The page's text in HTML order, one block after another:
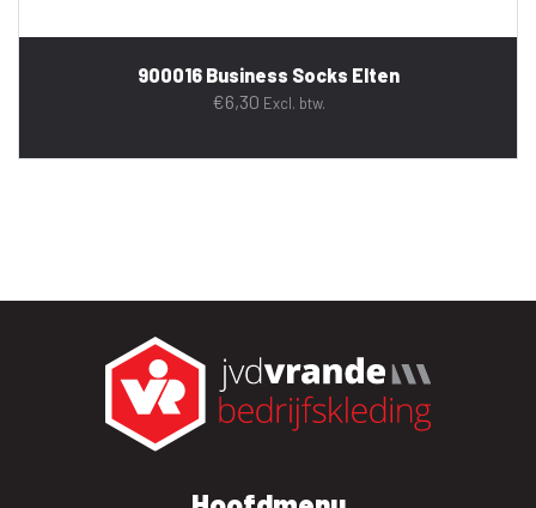
900016 Business Socks Elten
€6,30 Excl. btw.